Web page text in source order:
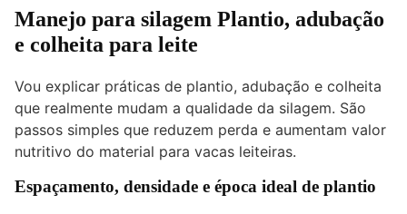
Manejo para silagem Plantio, adubação
e colheita para leite
Vou explicar práticas de plantio, adubação e colheita
que realmente mudam a qualidade da silagem. São
passos simples que reduzem perda e aumentam valor
nutritivo do material para vacas leiteiras.
Espaçamento, densidade e época ideal de plantio